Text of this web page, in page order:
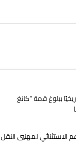
ببلوغ قمة “كانغ
لمهنيي النقل